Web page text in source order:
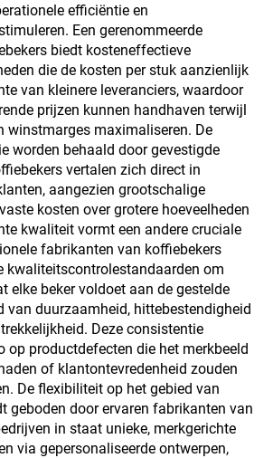
efficiëntie en
Een gerenommeerde
biedt kosteneffectieve
die de kosten per stuk aanzienlijk
van kleinere leveranciers, waardoor
prijzen kunnen handhaven terwijl
winstmarges maximaliseren. De
worden behaald door gevestigde
vertalen zich direct in
aangezien grootschalige
kosten over grotere hoeveelheden
kwaliteit vormt een andere cruciale
fabrikanten van koffiebekers
kwaliteitscontrolestandaarden om
elke beker voldoet aan de gestelde
van duurzaamheid, hittebestendigheid
Deze consistentie
op productdefecten die het merkbeeld
of klantontevredenheid zouden
De flexibiliteit op het gebied van
geboden door ervaren fabrikanten van
in staat unieke, merkgerichte
via gepersonaliseerde ontwerpen,